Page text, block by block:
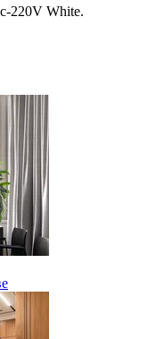
220V White.